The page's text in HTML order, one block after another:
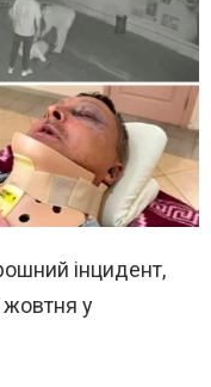
інцидент,
жовтня у